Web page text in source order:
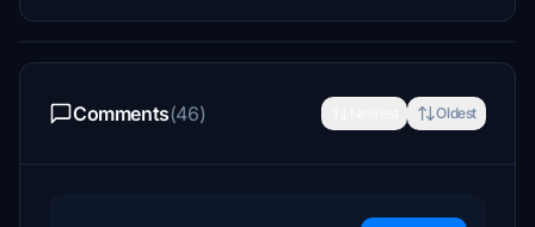
Comments(46) Oldest